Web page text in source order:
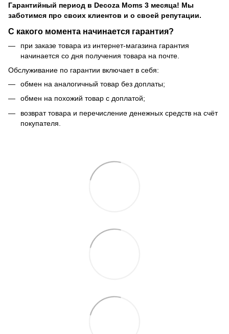
Гарантийный период в Decoza Moms 3 месяца! Мы
заботимся про своих клиентов и о своей репутации.
С какого момента начинается гарантия?
при заказе товара из интернет-магазина гарантия
начинается со дня получения товара на почте.
Обслуживание по гарантии включает в себя:
обмен на аналогичный товар без доплаты;
обмен на похожий товар с доплатой;
возврат товара и перечисление денежных средств на счёт
покупателя.